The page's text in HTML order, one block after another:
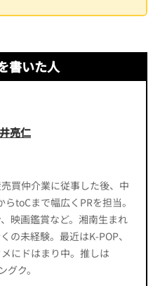
書いた人
亮仁
買仲介業に従事した後、中
toCまで幅広くPRを担当。
映画鑑賞など。湘南生まれ
の未経験。最近はK-POP、
にドはまり中。推しは
グク。